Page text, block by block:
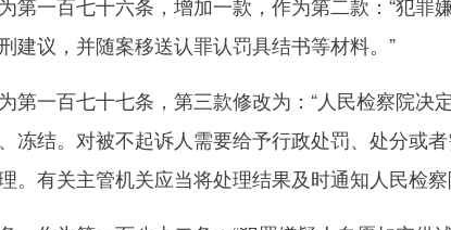
建议，并随案移送认罪认罚具结书等材料。”
一百七十七条，第三款修改为：“人民检察院决
冻结。对被不起诉人需要给予行政处罚、处分或
。有关主管机关应当将处理结果及时通知人民检察